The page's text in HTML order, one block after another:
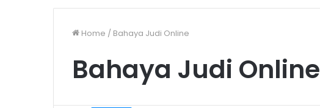
Home / Bahaya Judi Online
Bahaya Judi Online